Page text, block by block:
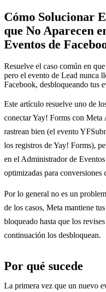
Cómo Solucionar
que No Aparecen
Eventos de
Resuelve el caso común en
pero el evento de Lead nunca
Facebook, desbloqueando tus
Este artículo resuelve uno de
conectar Yay! Forms con
rastrean bien (el evento
los registros de Yay! Forms),
en el Administrador de
optimizadas para conversiones
Por lo general no es un
de los casos, Meta mantiene
bloqueado hasta que los
continuación los desbloquean.
Por qué sucede
La primera vez que un nuevo